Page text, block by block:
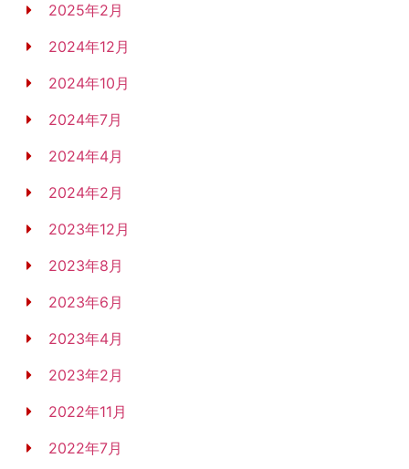
2025年2月
2024年12月
2024年10月
2024年7月
2024年4月
2024年2月
2023年12月
2023年8月
2023年6月
2023年4月
2023年2月
2022年11月
2022年7月